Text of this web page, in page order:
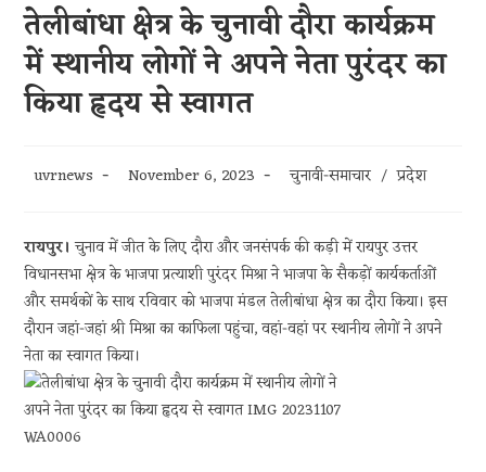
तेलीबांधा क्षेत्र के चुनावी दौरा कार्यक्रम
में स्थानीय लोगों ने अपने नेता पुरंदर का
किया हृदय से स्वागत
Post
uvrnews
Post
November 6, 2023
Post
चुनावी-समाचार / प्रदेश
रायपुर। चुनाव में जीत के लिए दौरा और जनसंपर्क की कड़ी में रायपुर उत्तर
विधानसभा क्षेत्र के भाजपा प्रत्याशी पुरंदर मिश्रा ने भाजपा के सैकड़ों कार्यकर्ताओं
और समर्थकों के साथ रविवार को भाजपा मंडल तेलीबांधा क्षेत्र का दौरा किया। इस
दौरान जहां-जहां श्री मिश्रा का काफिला पहुंचा, वहां-वहां पर स्थानीय लोगों ने अपने
नेता का स्वागत किया।